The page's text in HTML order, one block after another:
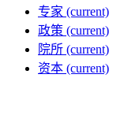
专家 (current)
政策 (current)
院所 (current)
资本 (current)